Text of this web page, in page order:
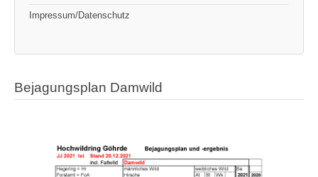
Impressum/Datenschutz
Bejagungsplan Damwild